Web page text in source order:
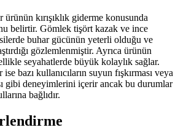
ürünün kırışıklık giderme konusunda
belirtir. Gömlek tişört kazak ve ince
buhar gücünün yeterli olduğu ve
gözlemlenmiştir. Ayrıca ürünün
seyahatlerde büyük kolaylık sağlar.
bazı kullanıcıların suyun fışkırması veya
gibi deneyimlerini içerir ancak bu durumlar
bağlıdır.